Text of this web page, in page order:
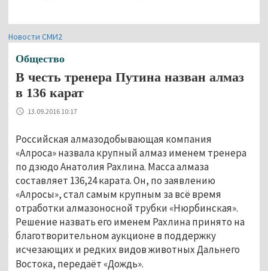
Новости СМИ2
Общество
В честь тренера Путина назван алмаз
в 136 карат
13.09.2016 10:17
Российская алмазодобывающая компания
«Алроса» назвала крупный алмаз именем тренера
по дзюдо Анатолия Рахлина. Масса алмаза
составляет 136,24 карата. Он, по заявлению
«Алросы», стал самым крупным за всё время
отработки алмазоносной трубки «Нюрбинская».
Решение назвать его именем Рахлина принято на
благотворительном аукционе в поддержку
исчезающих и редких видов животных Дальнего
Востока, передаёт «Дождь».